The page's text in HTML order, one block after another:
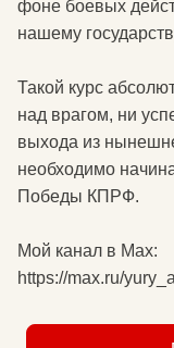
фоне боевых
нашему
Такой курс
над врагом, ни
выхода из
необходимо
Победы КПРФ.
Мой канал в Мax:
https://max.ru/